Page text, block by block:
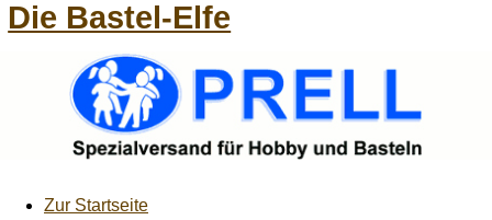
Die Bastel-Elfe
Zur Startseite